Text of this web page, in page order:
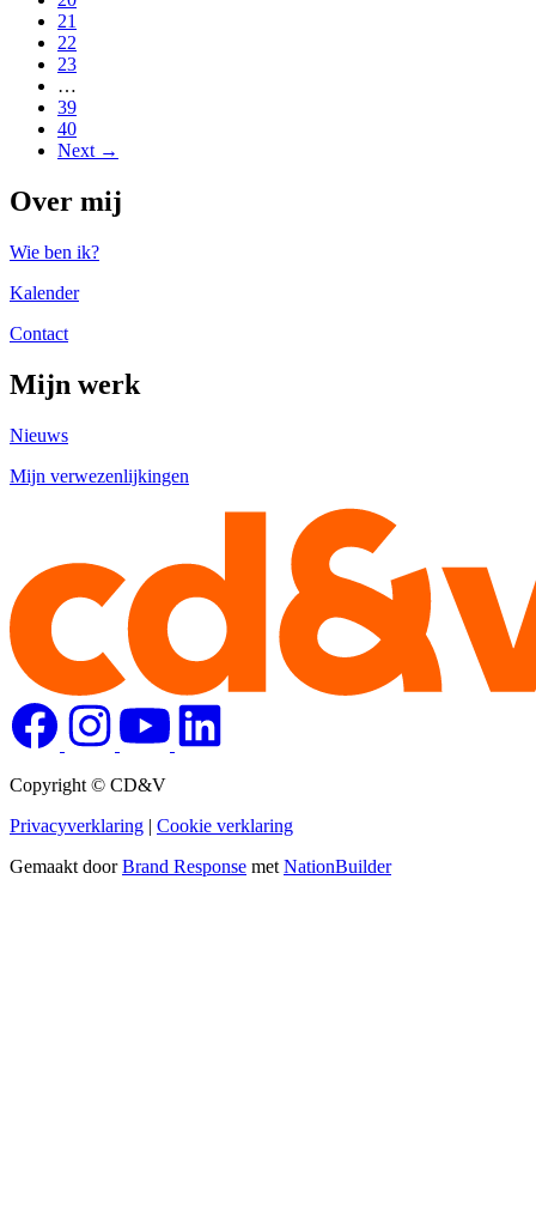
21
22
23
…
39
40
Next →
Over mij
Wie ben ik?
Kalender
Contact
Mijn werk
Nieuws
Mijn verwezenlijkingen
Copyright © CD&V
Privacyverklaring | Cookie verklaring
Gemaakt doorBrand Response met NationBuilder